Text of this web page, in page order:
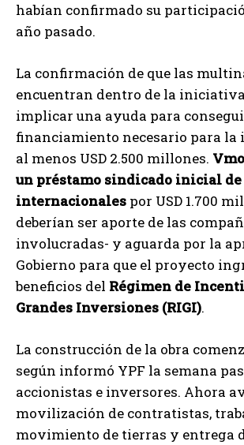
habían confirmado su
año pasado.
La confirmación de que las
encuentran dentro de la
implicar una ayuda para
financiamiento necesario para la
al menos USD 2.500 millones.
un préstamo sindicado inicial de
internacionales por USD 1.700
deberían ser aporte de las
involucradas- y aguarda por la
Gobierno para que el proyecto
beneficios del Régimen de
Grandes Inversiones (RIGI).
La construcción de la obra
según informó YPF la semana
accionistas e inversores. Ahora
movilización de contratistas,
movimiento de tierras y entrega